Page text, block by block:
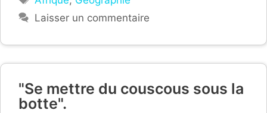
Laisser un commentaire
"Se mettre du couscous sous la
botte".